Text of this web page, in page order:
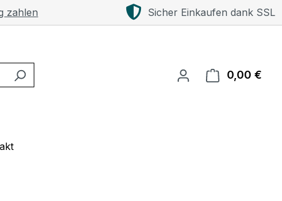
zahlen Sicher Einkaufen dank SSL
0,00 €